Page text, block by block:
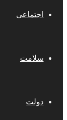
اجتماعی
سلامت
دولت